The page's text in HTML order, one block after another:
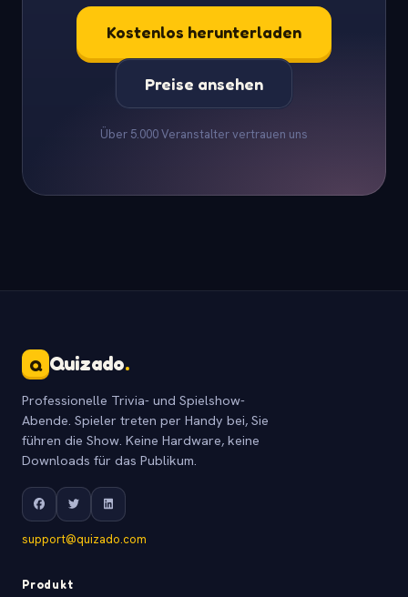
Kostenlos herunterladen
Preise ansehen
Über 5.000 Veranstalter vertrauen uns
Q Quizado.
Professionelle Trivia- und Spielshow-
Abende. Spieler treten per Handy bei, Sie
führen die Show. Keine Hardware, keine
Downloads für das Publikum.
support@quizado.com
Produkt